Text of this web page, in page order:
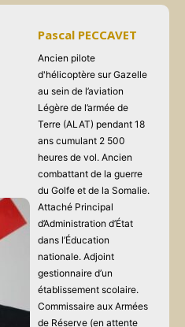
Pascal PECCAVET
Ancien pilote
d'hélicoptère sur Gazelle
au sein de l’aviation
Légère de l’armée de
Terre (ALAT) pendant 18
ans cumulant 2 500
heures de vol. Ancien
combattant de la guerre
du Golfe et de la Somalie.
Attaché Principal
d’Administration d’État
dans l’Éducation
nationale. Adjoint
gestionnaire d’un
établissement scolaire.
Commissaire aux Armées
de Réserve (en attente